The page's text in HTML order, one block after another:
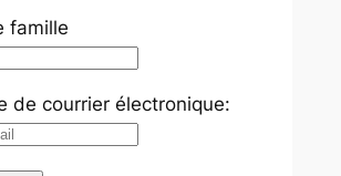
famille
de courrier électronique: